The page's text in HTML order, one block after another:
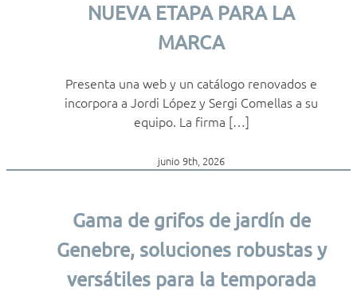
NUEVA ETAPA PARA LA
MARCA
Presenta una web y un catálogo renovados e
incorpora a Jordi López y Sergi Comellas a su
equipo. La firma […]
junio 9th, 2026
Gama de grifos de jardín de
Genebre, soluciones robustas y
versátiles para la temporada